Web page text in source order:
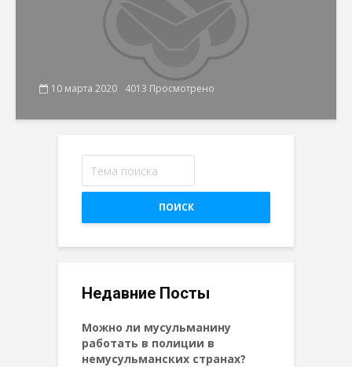
10 марта 2020 4013 Просмотрено
ПОИСК
Недавние Посты
Можно ли мусульманину
работать в полиции в
немусульманских странах?